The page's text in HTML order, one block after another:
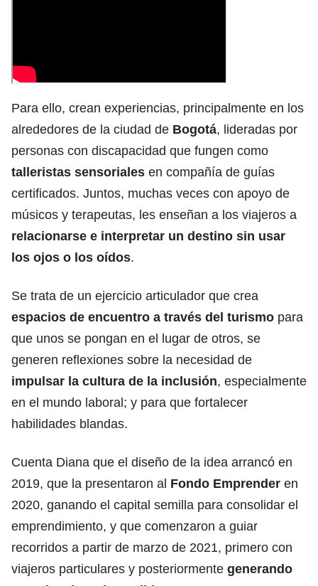
Para ello, crean experiencias, principalmente en los
alrededores de la ciudad de Bogotá, lideradas por
personas con discapacidad que fungen como
talleristas sensoriales en compañía de guías
certificados. Juntos, muchas veces con apoyo de
músicos y terapeutas, les enseñan a los viajeros a
relacionarse e interpretar un destino sin usar
los ojos o los oídos.
Se trata de un ejercicio articulador que crea
espacios de encuentro a través del turismo para
que unos se pongan en el lugar de otros, se
generen reflexiones sobre la necesidad de
impulsar la cultura de la inclusión, especialmente
en el mundo laboral; y para que fortalecer
habilidades blandas.
Cuenta Diana que el diseño de la idea arrancó en
2019, que la presentaron al Fondo Emprender en
2020, ganando el capital semilla para consolidar el
emprendimiento, y que comenzaron a guiar
recorridos a partir de marzo de 2021, primero con
viajeros particulares y posteriormente generando